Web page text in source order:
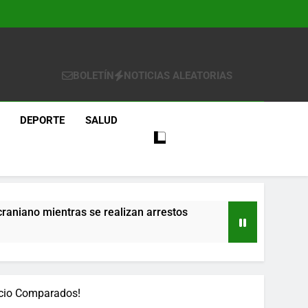
BOLETÍN NOTICIAS ALEATORIAS
DEPORTE SALUD
mientras se realizan arrestos
Comparados!